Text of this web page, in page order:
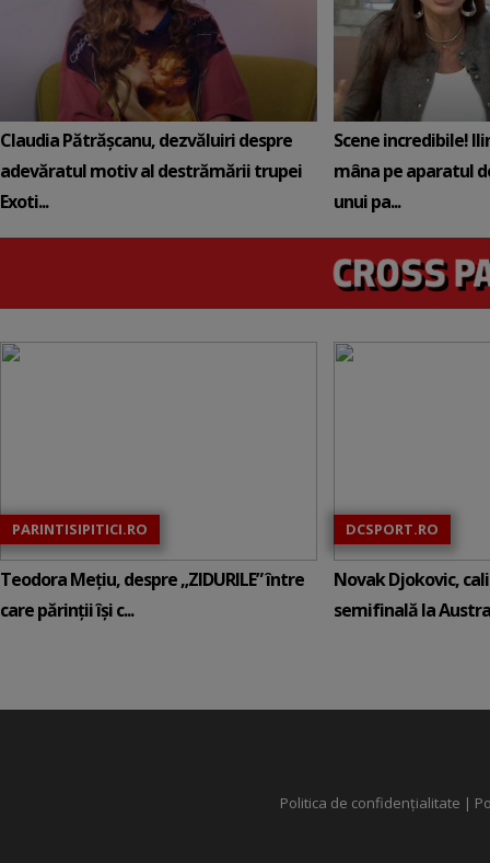
Claudia Pătrășcanu, dezvăluiri despre
adevăratul motiv al destrămării trupei
Exoti...
Scene incredibile!
mâna pe aparatul
unui pa...
PARINTISIPITICI.RO
Teodora Mețiu, despre „ZIDURILE” între
care părinții își c...
DCSPORT.RO
Novak Djokovic,
semifinală la
Politica de confidențialitate |